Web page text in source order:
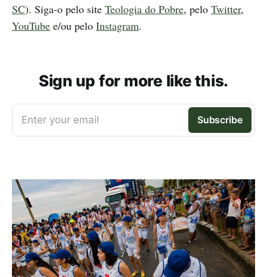
SC). Siga-o pelo site Teologia do Pobre, pelo Twitter,
YouTube e/ou pelo Instagram.
Sign up for more like this.
Enter your email Subscribe